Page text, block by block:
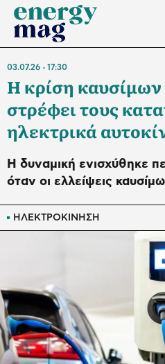
ΗΛΕΚΤΡΟΚΙΝΗΣΗ
03.07.26 17:30
Η κρίση
στρέφει τους
ηλεκτρικά
Η δυναμική ενισχύθηκε
όταν οι ελλείψεις